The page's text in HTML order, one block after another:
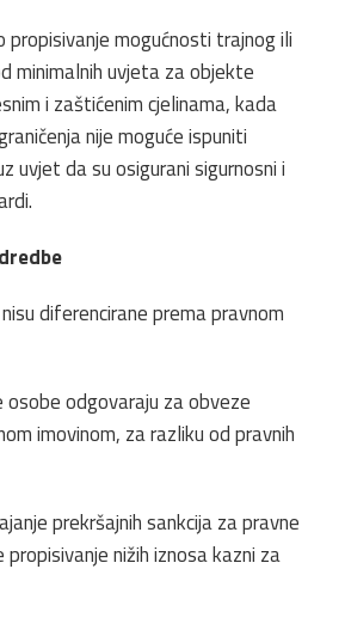
propisivanje mogućnosti trajnog ili
minimalnih uvjeta za objekte
i zaštićenim cjelinama, kada
nije moguće ispuniti
uvjet da su osigurani sigurnosni i
diferencirane prema pravnom
odgovaraju za obveze
imovinom, za razliku od pravnih
prekršajnih sankcija za pravne
nižih iznosa kazni za